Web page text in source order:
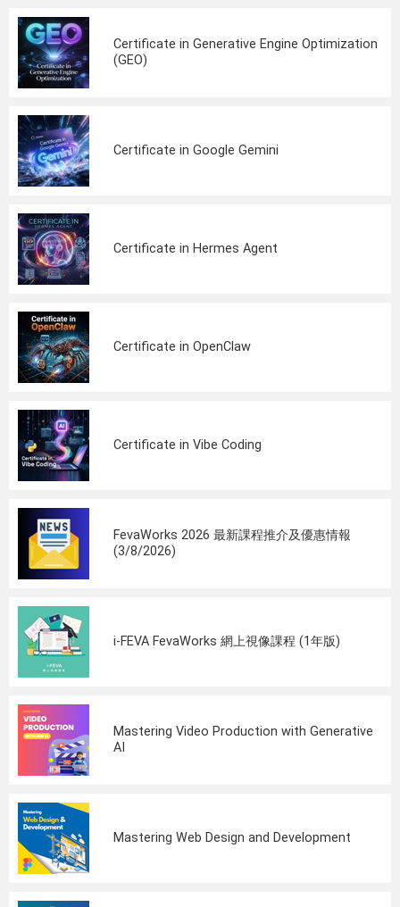
Certificate in Generative Engine Optimization
(GEO)
Certificate in Google Gemini
Certificate in Hermes Agent
Certificate in OpenClaw
Certificate in Vibe Coding
FevaWorks 2026 最新課程推介及優惠情報
(3/8/2026)
i-FEVA FevaWorks 網上視像課程 (1年版)
Mastering Video Production with Generative
AI
Mastering Web Design and Development